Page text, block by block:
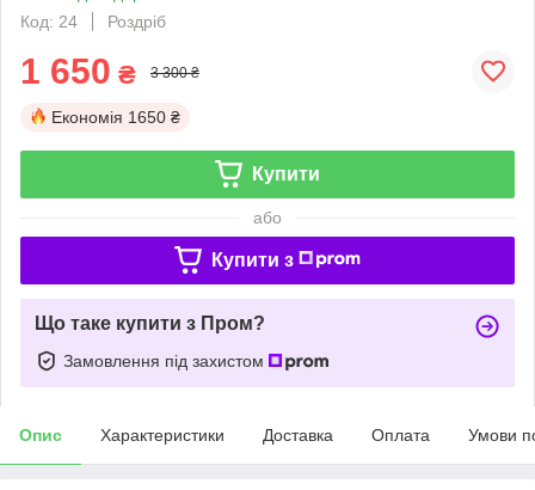
Код: 24
Роздріб
1 650 ₴ 3 300 ₴
Економія 1650 ₴
Купити
або
Купити з
Що таке купити з Пром?
Замовлення під захистом
Опис Характеристики Доставка Оплата Умови